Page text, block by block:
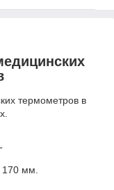
термометров в
170 мм.